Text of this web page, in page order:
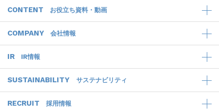
CONTENT お役立ち資料・動画
COMPANY 会社情報
IR IR情報
SUSTAINABILITY サステナビリティ
RECRUIT 採用情報